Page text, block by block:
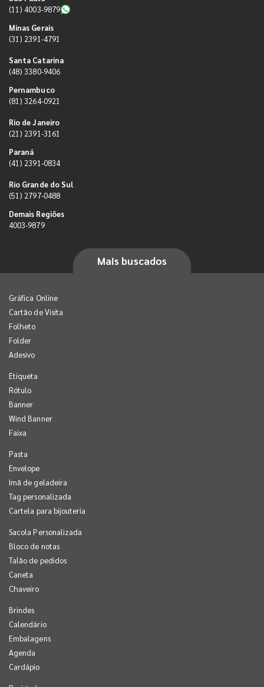
(11) 4003-9879
Minas Gerais
(31) 2391-4791
Santa Catarina
(48) 3380-9406
Pernambuco
(81) 3264-0921
Rio de Janeiro
(21) 2391-3161
Paraná
(41) 2391-0834
Rio Grande do Sul
(51) 2797-0488
Demais Regiões
4003-9879
Mais buscados
Gráfica Online
Cartão de Visita
Folheto
Folder
Adesivo
Etiqueta
Rótulo
Banner
Wind Banner
Faixa
Pasta
Envelope
Imã de geladeira
Tag personalizada
Cartela para bijouteria
Sacola Personalizada
Bloco de notas
Talão de pedidos
Caneta
Chaveiro
Brindes
Calendário
Embalagens
Agenda
Cardápio